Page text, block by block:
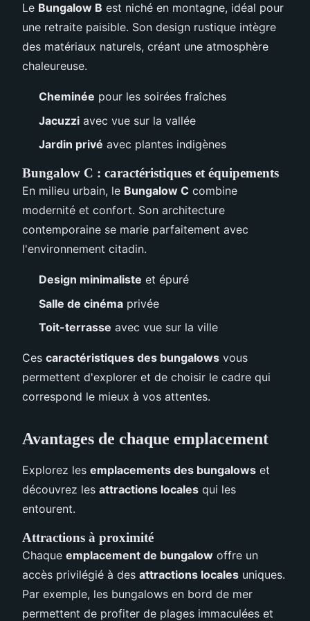
Le Bungalow B est niché en montagne, idéal pour
une retraite paisible. Son design rustique intègre
des matériaux naturels, créant une atmosphère
chaleureuse.
Cheminée pour les soirées fraîches
Jacuzzi avec vue sur la vallée
Jardin privé avec plantes indigènes
Bungalow C : caractéristiques et équipements
En milieu urbain, le Bungalow C combine
modernité et confort. Son architecture
contemporaine se marie parfaitement avec
l'environnement citadin.
Design minimaliste et épuré
Salle de cinéma privée
Toit-terrasse avec vue sur la ville
Ces caractéristiques des bungalows vous
permettent d'explorer et de choisir le cadre qui
correspond le mieux à vos attentes.
Avantages de chaque emplacement
Explorez les emplacements des bungalows et
découvrez les attractions locales qui les
entourent.
Attractions à proximité
Chaque emplacement de bungalow offre un
accès privilégié à des attractions locales uniques.
Par exemple, les bungalows en bord de mer
permettent de profiter de plages immaculées et